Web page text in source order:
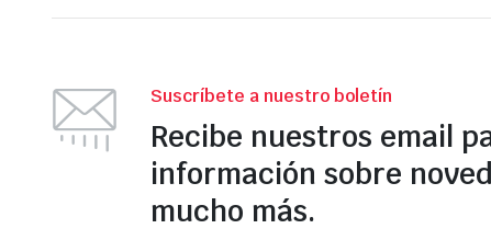
Suscríbete a nuestro boletín
Recibe nuestros email
información sobre
mucho más.